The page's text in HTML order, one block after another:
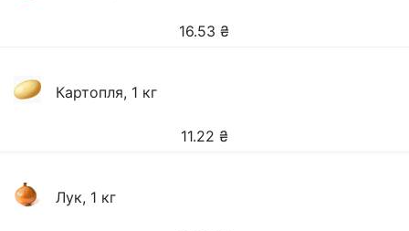
16.53 ₴
Картопля, 1 кг
11.22 ₴
Лук, 1 кг